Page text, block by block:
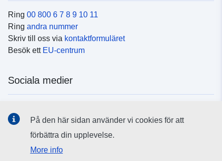
Ring 00 800 6 7 8 9 10 11
Ring andra nummer
Skriv till oss via kontaktformuläret
Besök ett EU-centrum
Sociala medier
EU:s institutioner och organ
På den här sidan använder vi cookies för att
förbättra din upplevelse.
More info